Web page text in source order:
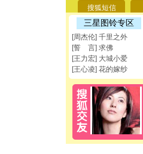
搜狐短信
三星图铃专区
[周杰伦] 千里之外
[誓 言] 求佛
[王力宏] 大城小爱
[王心凌] 花的嫁纱